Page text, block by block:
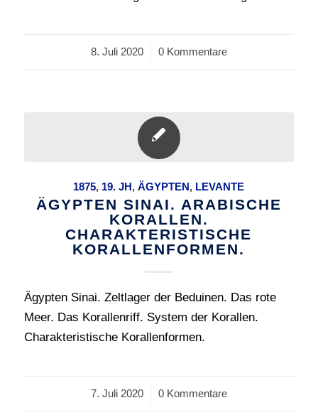
8. Juli 2020
/ 0 Kommentare
1875, 19. JH,ÄGYPTEN, LEVANTE
ÄGYPTEN SINAI. ARABISCHE
KORALLEN.
CHARAKTERISTISCHE
KORALLENFORMEN.
Ägypten Sinai. Zeltlager der Beduinen. Das rote
Meer. Das Korallenriff. System der Korallen.
Charakteristische Korallenformen.
7. Juli 2020
/ 0 Kommentare